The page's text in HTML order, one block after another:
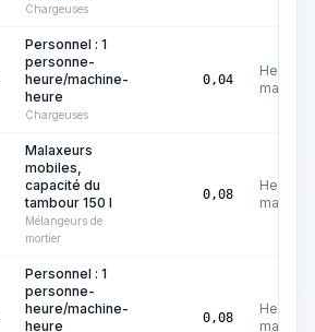
Chargeuses
Personnel : 1
personne-
heure/machine-
heure
Chargeuses
0,04
Heures
machine
Malaxeurs
mobiles,
capacité du
tambour 150 l
Mélangeurs de
mortier
0,08
Heures
machine
Personnel : 1
personne-
heure/machine-
heure
0,08
Heures
machine